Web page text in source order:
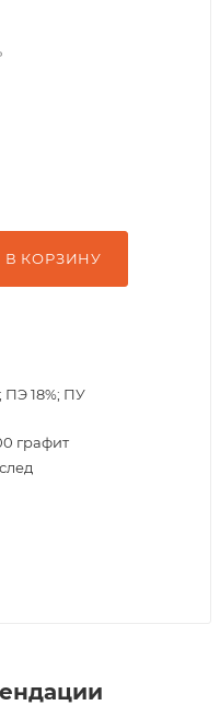
В КОРЗИНУ
18%; ПУ
графит